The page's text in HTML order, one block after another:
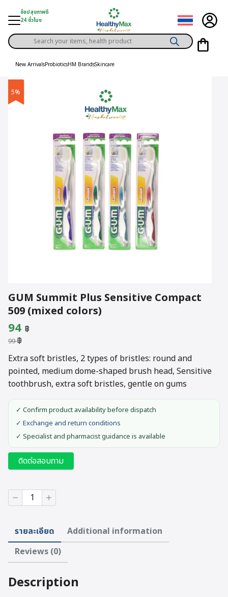
content
ช้อปสุขภาพดี
24 ชั่วโมง
Solution
Products
search
New ArrivalsProbioticsHM BrandsSkincare
5%
GUM Summit Plus Sensitive Compact
509 (mixed colors)
99฿
Original
price
was:
99 ฿.
94 ฿
is:
94 ฿.
Extra soft bristles, 2 types of bristles: round and
pointed, medium dome-shaped brush head, Sensitive
toothbrush, extra soft bristles, gentle on gums
✓ Confirm product availability before dispatch
✓ Exchange and return conditions
✓ Specialist and pharmacist guidance is available
ติดต่อสอบถาม
GUM
Summit
Compact
509
(mixed
colors)
รายละเอียด
Additional information
Reviews (0)
Description